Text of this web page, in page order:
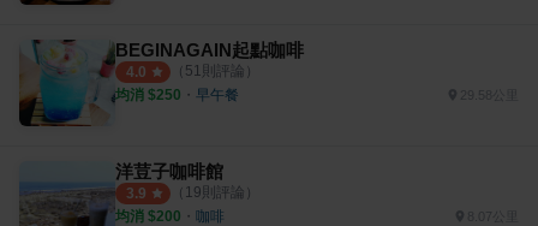
BEGINAGAIN起點咖啡
4.0 （ 51 則評論）
均消 $250 ・ 早午餐 29.58公里
洋荳子咖啡館
3.9 （ 19則評論）
均消 $200 ・ 咖啡